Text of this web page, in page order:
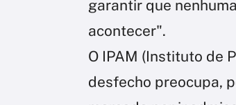
garantir que
acontecer".
O IPAM (Instituto de
desfecho preocupa,